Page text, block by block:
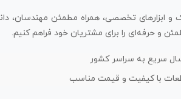
و ابزارهای تخصصی، همراه مطمئن مهندسان،
و حرفه‌ای را برای مشتریان خود فراهم کنیم.
سریع به سراسر کشور
با کیفیت و قیمت مناسب